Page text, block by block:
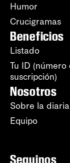
Humor
Crucigramas
Beneficios
Listado
Tu ID (número
suscripción)
Nosotros
Sobre la diaria
Equipo
Seguinos